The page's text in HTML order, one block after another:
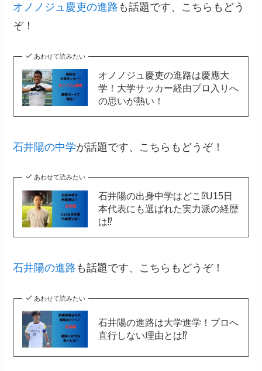
オノノジュ慶吏の進路 も話題です、こちらもどう
ぞ！
あわせて読みたい
オノノジュ慶吏の進路は慶應大
学！大学サッカー経由プロ入りへ
の思いが熱い！
石井陽の中学が話題です、こちらもどうぞ！
あわせて読みたい
石井陽の出身中学はどこ⁉︎U15日
本代表にも選ばれた実力派の経歴
は⁉︎
石井陽の進路 も話題です、こちらもどうぞ！
あわせて読みたい
石井陽の進路は大学進学！プロへ
直行しない理由とは⁉︎